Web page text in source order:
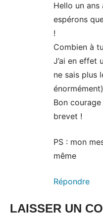
Hello un ans
espérons
!
Combien à
J’ai en effet
ne sais plus
Bon
brevet !
PS : mon
même
Répondre
LAISSER UN